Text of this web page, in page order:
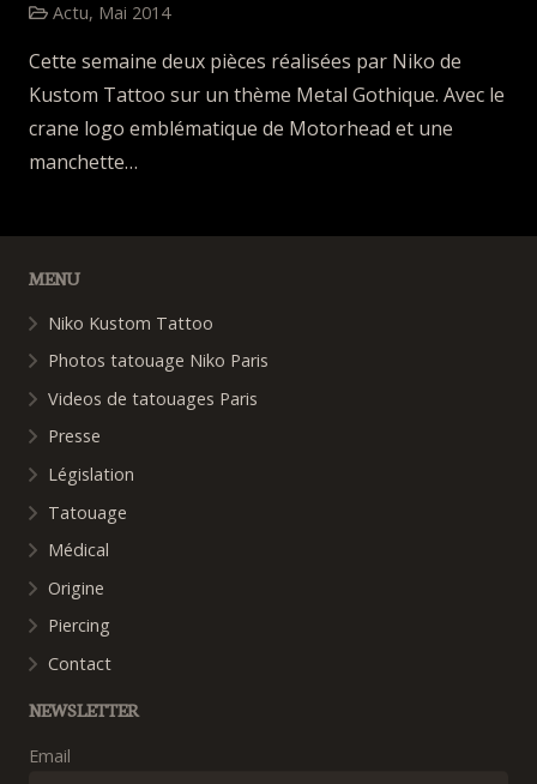
Actu, Mai 2014
Cette semaine deux pièces réalisées par Niko de
Kustom Tattoo sur un thème Metal Gothique. Avec le
crane logo emblématique de Motorhead et une
manchette…
MENU
Niko Kustom Tattoo
Photos tatouage Niko Paris
Videos de tatouages Paris
Presse
Législation
Tatouage
Médical
Origine
Piercing
Contact
NEWSLETTER
Email